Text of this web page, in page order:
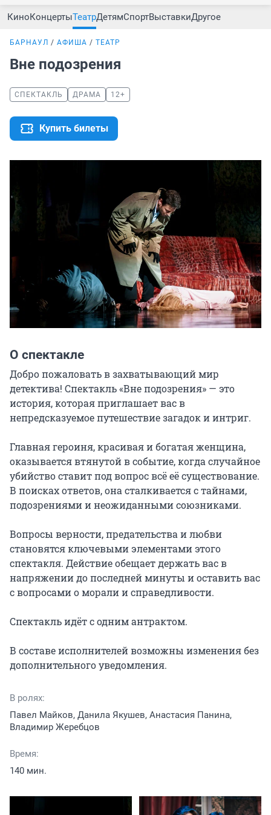
КиноКонцертыТеатрДетямСпортВыставкиДругое
БАРНАУЛ АФИША ТЕАТР
Вне подозрения
СПЕКТАКЛЬ ДРАМА 12+
Купить билеты
О спектакле
Добро пожаловать в захватывающий мир
детектива! Спектакль «Вне подозрения» — это
история, которая приглашает вас в
непредсказуемое путешествие загадок и интриг.
Главная героиня, красивая и богатая женщина,
оказывается втянутой в событие, когда случайное
убийство ставит под вопрос всё её существование.
В поисках ответов, она сталкивается с тайнами,
подозрениями и неожиданными союзниками.
Вопросы верности, предательства и любви
становятся ключевыми элементами этого
спектакля. Действие обещает держать вас в
напряжении до последней минуты и оставить вас
с вопросами о морали и справедливости.
Спектакль идёт с одним антрактом.
В составе исполнителей возможны изменения без
дополнительного уведомления.
В ролях:
Павел Майков, Данила Якушев, Анастасия Панина,
Владимир Жеребцов
Время:
140 мин.